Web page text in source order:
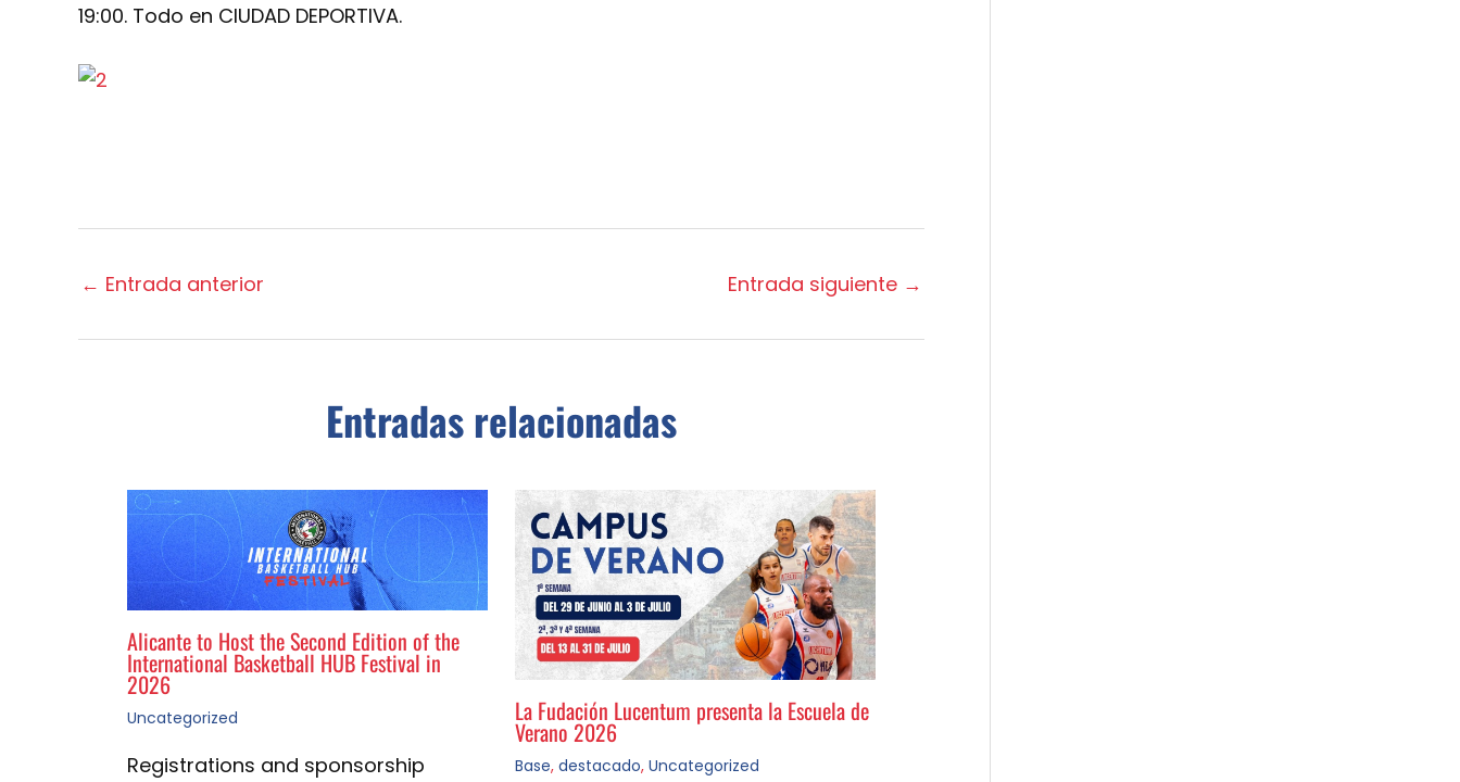
19:00. Todo en CIUDAD DEPORTIVA.
← Entrada anterior Entrada siguiente →
Entradas relacionadas
Alicante to Host the Second Edition of the
International Basketball HUB Festival in
2026
Uncategorized
Registrations and sponsorship
La Fudación Lucentum presenta la Escuela de
Verano 2026
Base, destacado, Uncategorized